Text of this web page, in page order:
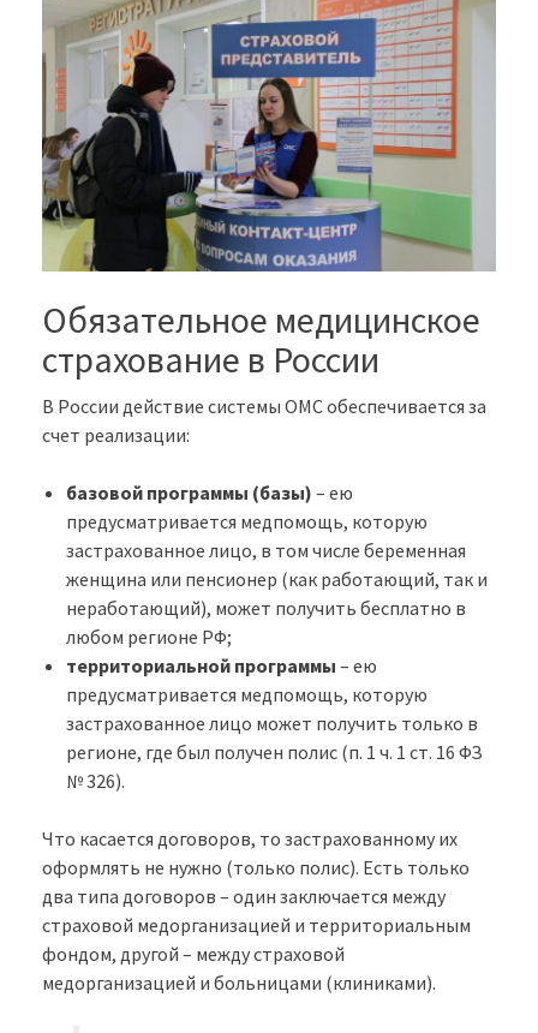
Обязательное медицинское
страхование в России
В России действие системы ОМС обеспечивается за
счет реализации:
базовой программы (базы) – ею
предусматривается медпомощь, которую
застрахованное лицо, в том числе беременная
женщина или пенсионер (как работающий, так и
неработающий), может получить бесплатно в
любом регионе РФ;
территориальной программы – ею
предусматривается медпомощь, которую
застрахованное лицо может получить только в
регионе, где был получен полис (п. 1 ч. 1 ст. 16 ФЗ
№ 326).
Что касается договоров, то застрахованному их
оформлять не нужно (только полис). Есть только
два типа договоров – один заключается между
страховой медорганизацией и территориальным
фондом, другой – между страховой
медорганизацией и больницами (клиниками).